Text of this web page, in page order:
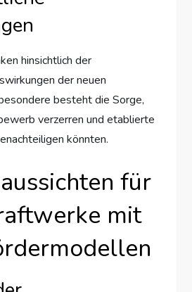
hinsichtlich der
der neuen
besteht die Sorge,
verzerren und etablierte
könnten.
für
mit